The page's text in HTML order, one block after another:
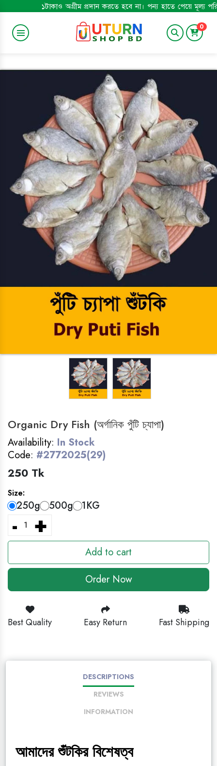
SWEETS & BAKERY
APPLIANCES
TRENDING
Smart Watch
Gadgets
SPORTS
LADIES ZONE
Cake Decoration
Chocolate Making Item's
kitchen & Crockeries
HOME APPLIANCES
MEN'S FASHION
লুঙ্গি- Lungi For Man
১টাকাও অগ্রীম প্রদান করতে হবে না। পন্য হাতে পেয়ে মূল্য পরিশোধ
0
Organic Dry Fish (অর্গানিক পুঁটি চ্যাপা)
Availability: In Stock
Code: #2772025(29)
250 Tk
Size:
250g 500g 1KG
- +
Add to cart
Order Now
Best Quality Easy Return Fast Shipping
DESCRIPTIONS
REVIEWS
INFORMATION
আমাদের শুঁটকির বিশেষত্ব